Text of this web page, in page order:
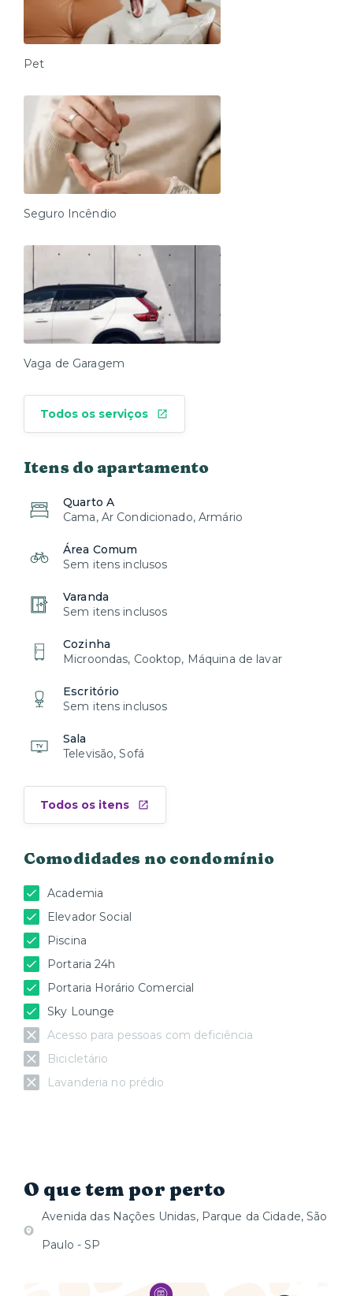
Pet
Seguro Incêndio
Vaga de Garagem
Todos os serviços
Itens do apartamento
Quarto A
Cama, Ar Condicionado, Armário
Área Comum
Sem itens inclusos
Varanda
Sem itens inclusos
Cozinha
Microondas, Cooktop, Máquina de lavar
Escritório
Sem itens inclusos
Sala
Televisão, Sofá
Todos os itens
Comodidades no condomínio
Academia
Elevador Social
Piscina
Portaria 24h
Portaria Horário Comercial
Sky Lounge
Acesso para pessoas com deficiência
Bicicletário
Lavanderia no prédio
O que tem por perto
Avenida das Nações Unidas, Parque da Cidade, São
Paulo - SP